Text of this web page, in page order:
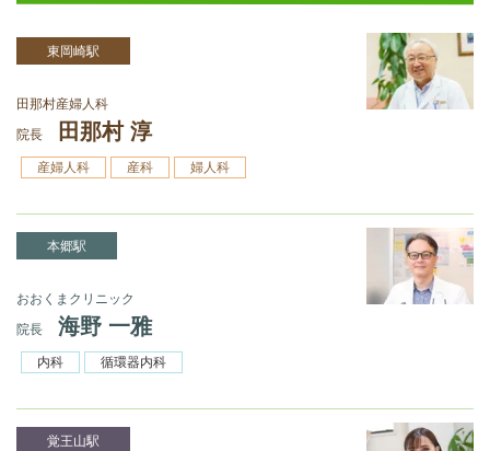
東岡崎駅
田那村産婦人科
院長
田那村 淳
産婦人科 産科 婦人科
本郷駅
おおくまクリニック
院長
海野 一雅
内科 循環器内科
覚王山駅